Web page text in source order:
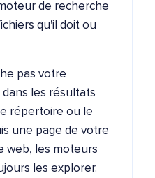
de recherche
qu'il doit ou
pas votre
les résultats
répertoire ou le
une page de votre
web, les moteurs
les explorer.